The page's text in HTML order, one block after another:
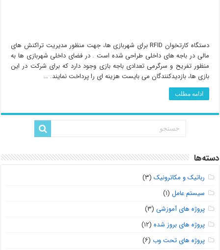
دستگاه کارتخوان RFID برای شهربازی ها، جهت منظور مدیریت تراکنش های
مالی در باجه های داخلی طراحی شده است . در فضای داخلی شهربازی ها به
منظور تفریح و سرگرمی تعدادی باجه بازی وجود دارد که برای شرکت در این
بازی ها، بازدیدکنندگان می بایست هزینه ای را پرداخت نمایند. …
ادامه مطلب
دسته‌ها
رباتیک و مکاترونیک (۳)
سیستم عامل (۱)
پروژه های آموزشی (۳)
پروژه های بروز شده (۱۲)
پروژه های تحت وب (۶)